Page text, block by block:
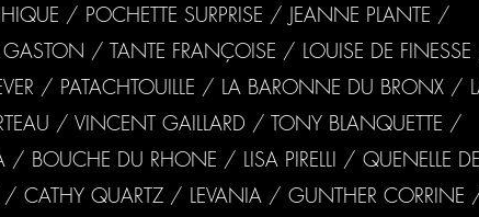
/ POCHETTE SURPRISE / JEANNE PLANTE /
/ TANTE FRANÇOISE / LOUISE DE
/ PATACHTOUILLE / LA BARONNE DU BRONX /
/ VINCENT GAILLARD / TONY BLANQUETTE /
/ BOUCHE DU RHONE / LISA PIRELLI / QUENELLE DE
/ CATHY QUARTZ / LEVANIA / GUNTHER CORRINE